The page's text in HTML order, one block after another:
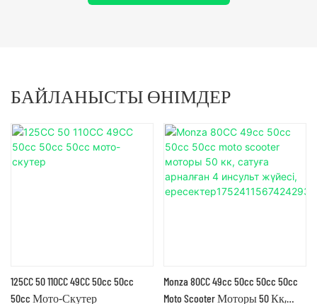
БАЙЛАНЫСТЫ ӨНІМДЕР
125CC 50 110CC 49CC 50cc 50cc
50cc Мото-Скутер
Monza 80CC 49cc 50cc 50cc 50cc
Moto Scooter Моторы 50 Кк,